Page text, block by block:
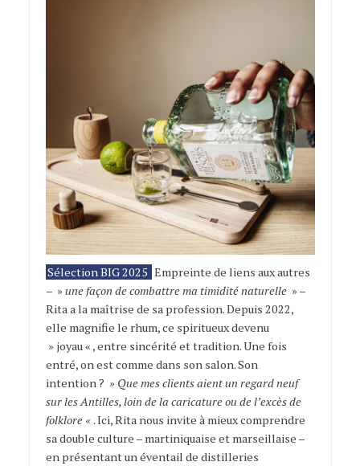
Sélection BIG 2025 Empreinte de liens aux autres
– »une façon de combattre ma timidité naturelle» –
Rita a la maîtrise de sa profession. Depuis 2022,
elle magnifie le rhum, ce spiritueux devenu
» joyau « , entre sincérité et tradition. Une fois
entré, on est comme dans son salon. Son
intention ? » Que mes clients aient un regard neuf
sur les Antilles, loin de la caricature ou de l’excès de
folklore «. Ici, Rita nous invite à mieux comprendre
sa double culture – martiniquaise et marseillaise –
en présentant un éventail de distilleries